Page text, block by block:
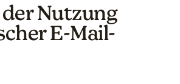
Nutzung
E-Mail-